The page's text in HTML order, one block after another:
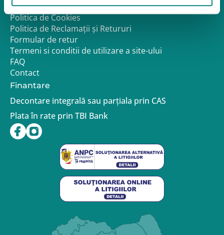
Politica de confidentialitate – GDPR
Politica de Cookies
Politica de Reclamații și Retururi
Formular de retur
Termeni si conditii de utilizare a site-ului
FAQ
Contact
Finantare
Decontare integrală sau parțiala prin CAS
Plata în rate prin TBI Bank